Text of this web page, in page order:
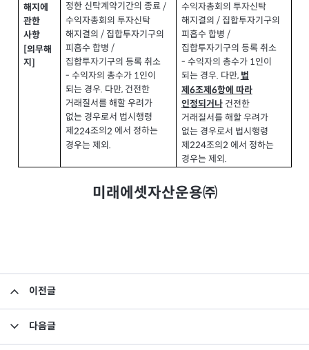
해지에
관한
사항
의무해
지
정한 신탁계약기간의 종료/
수익자총회의 투자신탁
해지결의 / 집합투자기구의
피흡수 합병 /
집합투자기구의 등록 취소
- 수익자의 총수가1인이
되는 경우. 다만, 건전한
거래질서를 해할 우려가
없는 경우로서 법시행령
제224조의2 에서 정하는
경우는 제외.
수익자총회의 투자신탁
해지결의 / 집합투자기구의
피흡수 합병 /
집합투자기구의 등록 취소
- 수익자의 총수가1인이
되는 경우. 다만, 법
제6조제6항에 따라
인정되거나건전한
거래질서를 해할 우려가
없는 경우로서 법시행령
제 224조의2 에서 정하는
경우는 제외.
미래에셋자산운용㈜
이전글
다음글